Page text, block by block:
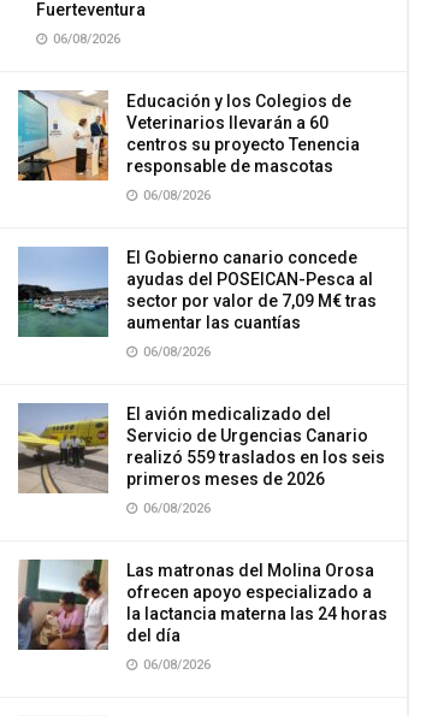
Fuerteventura
06/08/2026
Educación y los Colegios de
Veterinarios llevarán a 60
centros su proyecto Tenencia
responsable de mascotas
06/08/2026
El Gobierno canario concede
ayudas del POSEICAN-Pesca al
sector por valor de 7,09 M€ tras
aumentar las cuantías
06/08/2026
El avión medicalizado del
Servicio de Urgencias Canario
realizó 559 traslados en los seis
primeros meses de 2026
06/08/2026
Las matronas del Molina Orosa
ofrecen apoyo especializado a
la lactancia materna las 24 horas
del día
06/08/2026